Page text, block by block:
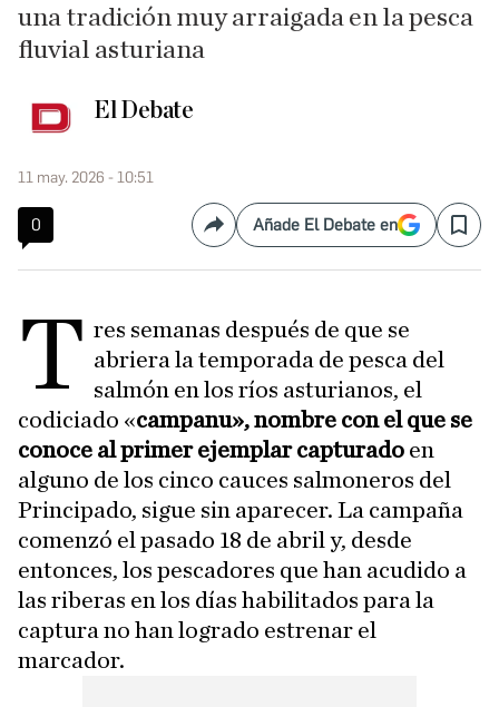
una tradición muy arraigada en la pesca
fluvial asturiana
El Debate
11 may. 2026 - 10:51
0 CompartirAñade El Debate en Save
T res semanas después de que se
abriera la temporada de pesca del
salmón en los ríos asturianos, el
codiciado «campanu», nombre con el que se
conoce al primer ejemplar capturado en
alguno de los cinco cauces salmoneros del
Principado, sigue sin aparecer. La campaña
comenzó el pasado 18 de abril y, desde
entonces, los pescadores que han acudido a
las riberas en los días habilitados para la
captura no han logrado estrenar el
marcador.